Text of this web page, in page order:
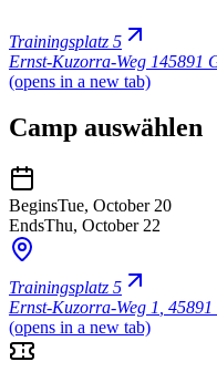
Trainingsplatz 5
Ernst-Kuzorra-Weg 145891
(opens in a new tab)
Camp auswählen
BeginsTue, October 20
EndsThu, October 22
Trainingsplatz 5
Ernst-Kuzorra-Weg 1 45891
(opens in a new tab)